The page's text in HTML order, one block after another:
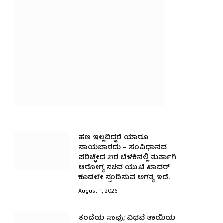
ಹಣ ಇಲ್ಲದಿದ್ದರೆ ಯಾರೂ
ಸಾಯಬಾರದು – ಸಂವಿಧಾನದ
ಪರಿಚ್ಛೇದ 21ರ ಬೆಳಕಿನಲ್ಲಿ ತುರ್ತಾಗಿ
ಆರೋಗ್ಯ ಸಚಿವ ಯು.ಟಿ ಖಾದರ್
ಕೂಡಲೇ ಸ್ಪಂದಿಸುವ ಅಗತ್ಯ ಇದೆ.
August 1, 2026
ತಂದೆಯ ಸಾವು; ವಿಧವೆ ತಾಯಿಯ